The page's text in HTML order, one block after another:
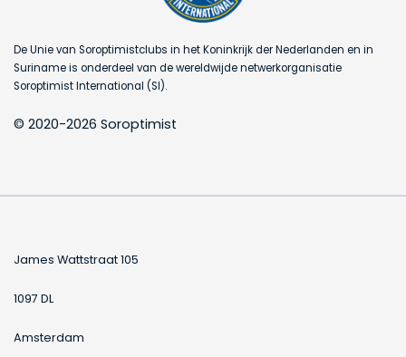
De Unie van Soroptimistclubs in het Koninkrijk der Nederlanden en in
Suriname is onderdeel van de wereldwijde netwerkorganisatie
Soroptimist International (SI).
© 2020-2026 Soroptimist
James Wattstraat 105
1097 DL
Amsterdam